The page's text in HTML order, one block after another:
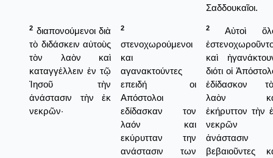
Σαδδουκαῖοι.
2 διαπονούμενοι διὰ
τὸ διδάσκειν αὐτοὺς
τὸν λαὸν καὶ
καταγγέλλειν ἐν τῷ
Ἰησοῦ τὴν
ἀνάστασιν τὴν ἐκ
νεκρῶν·
2
στενοχωρούμενοι
και
αγανακτούντες
επειδή οι
Απόστολοι
εδίδασκαν τον
λαόν και
εκύρυτταν την
ανάστασιν των
2
Αὐτοὶ
καὶ
διότι οἱ
ἐδίδασκον
λαὸν
ἐκήρυττον τὴν
νεκρῶν
ἀνάστασιν
βεβαιοῦντες